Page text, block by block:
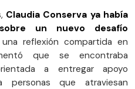
Claudia Conserva ya había
un nuevo desafío
reflexión compartida en
que se encontraba
a entregar apoyo
personas que atraviesan